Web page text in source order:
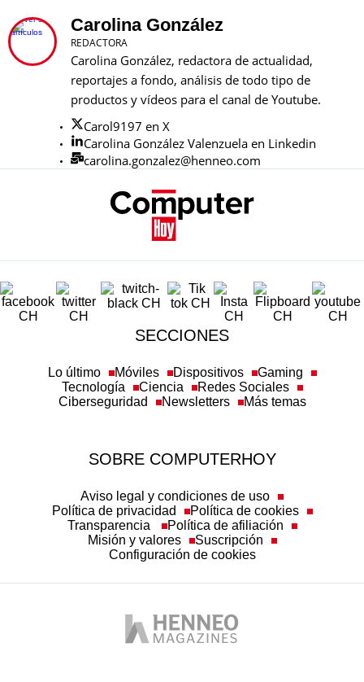
Carolina González
REDACTORA
Carolina González, redactora de actualidad,
reportajes a fondo, análisis de todo tipo de
productos y vídeos para el canal de Youtube.
Carol9197 en X
Carolina González Valenzuela en Linkedin
carolina.gonzalez@henneo.com
SECCIONES
Lo último Móviles Dispositivos
Gaming
Tecnología
Ciencia
Redes Sociales
Ciberseguridad
Newsletters Más temas
SOBRE COMPUTERHOY
Aviso legal y condiciones de uso
Política de privacidad
Política de cookies
Transparencia
Política de afiliación
Misión y valores
Suscripción
Configuración de cookies